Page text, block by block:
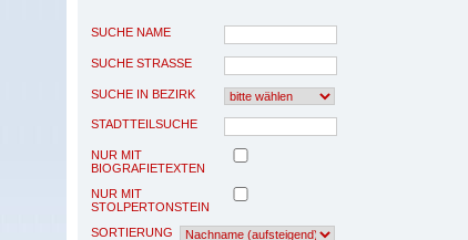
SUCHE NAME
SUCHE STRASSE
SUCHE IN BEZIRK
STADTTEILSUCHE
NUR MIT
BIOGRAFIETEXTEN
NUR MIT
STOLPERTONSTEIN
SORTIERUNG